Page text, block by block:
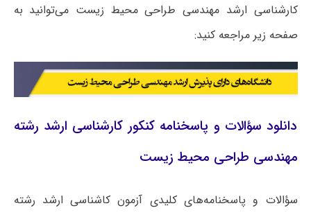
کارشناسی ارشد مهندسی طراحی محیط زیست می‌توانید به
صفحه زیر مراجعه کنید:
دانلود سؤالات و پاسخنامه کنکور کارشناسی ارشد رشته
مهندسی طراحی محیط زیست
سؤالات و پاسخنامه‌های کلیدی آزمون کاشناسی ارشد رشته